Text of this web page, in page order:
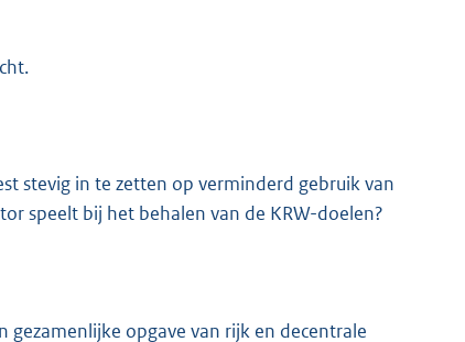
stevig in te zetten op verminderd gebruik van
speelt bij het behalen van de KRW-doelen?
gezamenlijke opgave van rijk en decentrale